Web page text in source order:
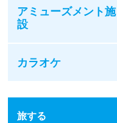
アミューズメント施
設
カラオケ
旅する